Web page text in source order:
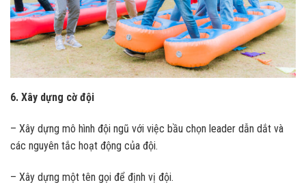
6. Xây dựng cờ đội
– Xây dựng mô hình đội ngũ với việc bầu chọn leader dẫn dắt và
các nguyên tắc hoạt động của đội.
– Xây dựng một tên gọi để định vị đội.